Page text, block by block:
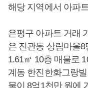
해당 지역에서 아파
은평구 아파트 거래
은 진관동 상림마을
1.61㎡ 10층 매물로
계동 한진한화그랑
물이 8억1천만 원에